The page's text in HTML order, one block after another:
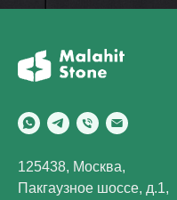
125438, Москва,
Пакгаузное шоссе, д.1,